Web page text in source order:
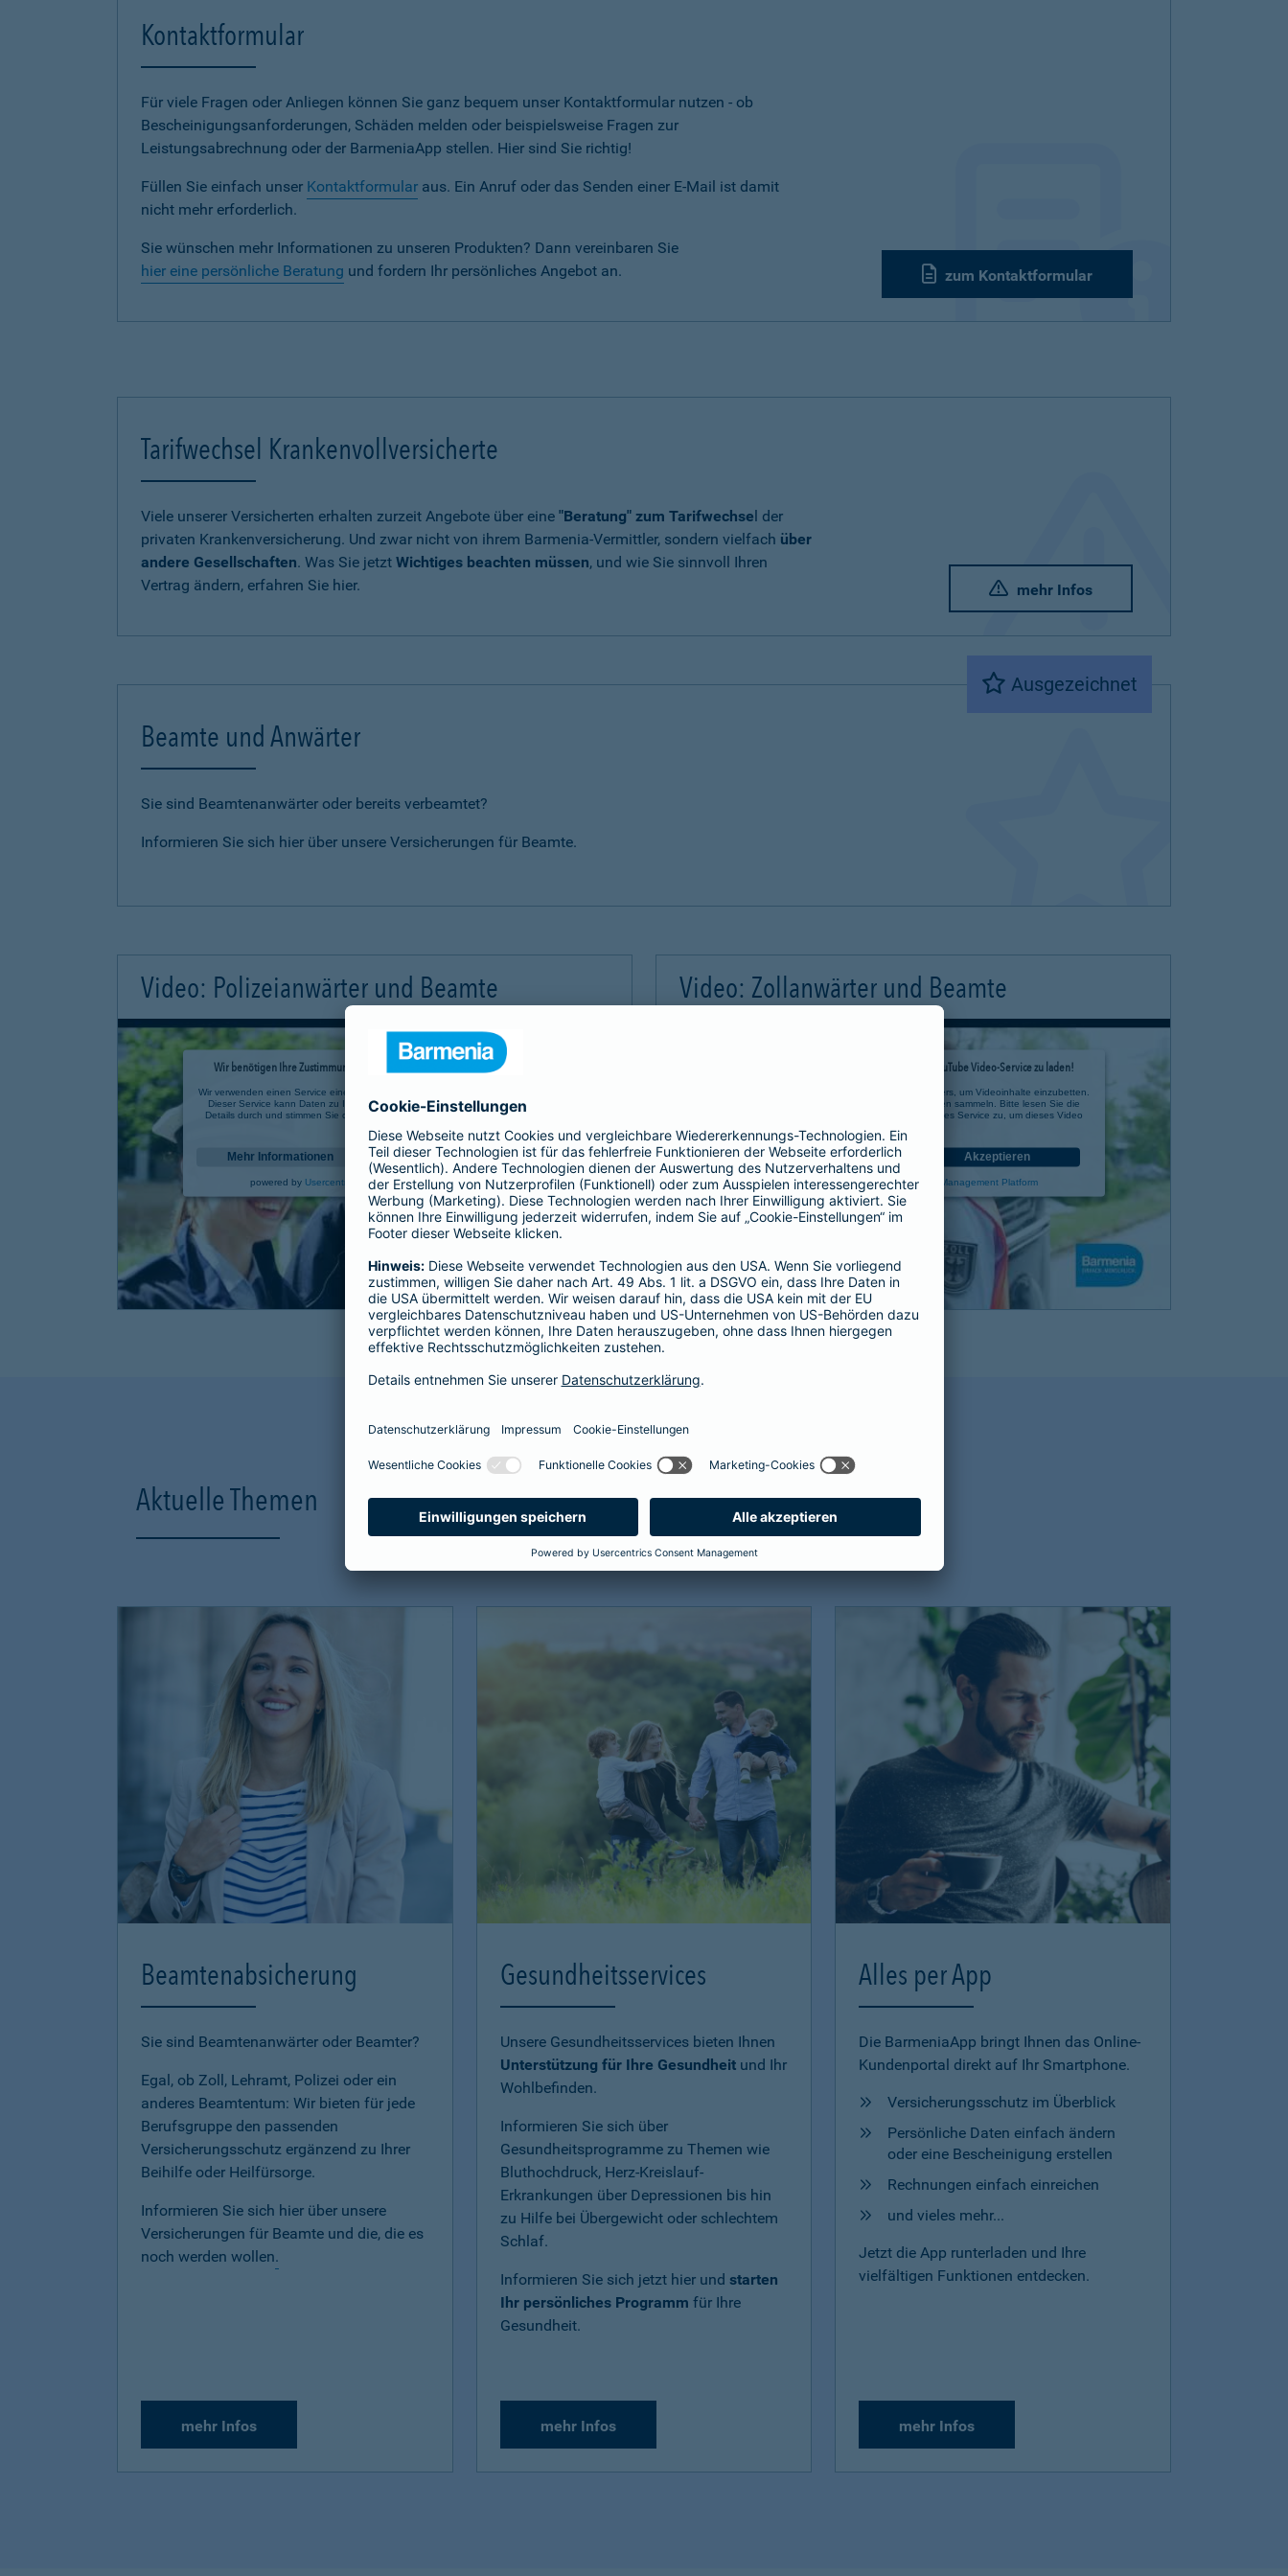
Kontaktformular
Für viele Fragen oder Anliegen können Sie ganz bequem unser Kontaktformular nutzen - ob
Bescheinigungsanforderungen, Schäden melden oder beispielsweise Fragen zur
Leistungsabrechnung oder der BarmeniaApp stellen. Hier sind Sie richtig!
Füllen Sie einfach unser Kontaktformular aus. Ein Anruf oder das Senden einer E-Mail ist damit
nicht mehr erforderlich.
Sie wünschen mehr Informationen zu unseren Produkten? Dann vereinbaren Sie
hier eine persönliche Beratung und fordern Ihr persönliches Angebot an. zum Kontaktformular
Tarifwechsel Krankenvollversicherte
Viele unserer Versicherten erhalten zurzeit Angebote über eine "Beratung" zum Tarifwechsel der
privaten Krankenversicherung. Und zwar nicht von ihrem Barmenia-Vermittler, sondern vielfach über
andere Gesellschaften. Was Sie jetzt Wichtiges beachten müssen, und wie Sie sinnvoll Ihren
Vertrag ändern, erfahren Sie hier.
mehr Infos
Ausgezeichnet
Beamte und Anwärter
Sie sind Beamtenanwärter oder bereits verbeamtet?
Informieren Sie sich hier über unsere Versicherungen für Beamte.
Video: Polizeianwärter und Beamte
Wir benötigen Ihre Zustimmung, um den YouTube Video-Service zu laden!
Wir verwenden einen Service eines Drittanbieters, um Videoinhalte einzubetten.
Dieser Service kann Daten zu Ihren Aktivitäten sammeln. Bitte lesen Sie die
Details durch und stimmen Sie der Nutzung des Service zu, um dieses Video
Mehr Informationen Akzeptieren
powered by Usercentrics Consent Management Platform
Video: Zollanwärter und Beamte
Wir benötigen Ihre Zustimmung, um den YouTube Video-Service zu laden!
Wir verwenden einen Service eines Drittanbieters, um Videoinhalte einzubetten.
Dieser Service kann Daten zu Ihren Aktivitäten sammeln. Bitte lesen Sie die
Details durch und stimmen Sie der Nutzung des Service zu, um dieses Video
Mehr Informationen Akzeptieren
powered byUsercentrics Consent Management Platform
Aktuelle Themen
Beamtenabsicherung
Sie sind Beamtenanwärter oder Beamter?
Egal, ob Zoll, Lehramt, Polizei oder ein
anderes Beamtentum: Wir bieten für jede
Berufsgruppe den passenden
Versicherungsschutz ergänzend zu Ihrer
Beihilfe oder Heilfürsorge.
Informieren Sie sich hier über unsere
Versicherungen für Beamte und die, die es
noch werden wollen.
mehr Infos
Gesundheitsservices
Unsere Gesundheitsservices bieten Ihnen
Unterstützung für Ihre Gesundheitund Ihr
Wohlbefinden.
Informieren Sie sich über
Gesundheitsprogramme zu Themen wie
Bluthochdruck, Herz-Kreislauf-
Erkrankungen über Depressionen bis hin
zu Hilfe bei Übergewicht oder schlechtem
Schlaf.
Informieren Sie sich jetzt hier und starten
Ihr persönliches Programm für Ihre
Gesundheit.
mehr Infos
Alles per App
Die BarmeniaApp bringt Ihnen das Online-
Kundenportal direkt auf Ihr Smartphone.
Versicherungsschutz im Überblick
Persönliche Daten einfach ändern
oder eine Bescheinigung erstellen
Rechnungen einfach einreichen
und vieles mehr...
Jetzt die App runterladen und Ihre
vielfältigen Funktionen entdecken.
mehr Infos